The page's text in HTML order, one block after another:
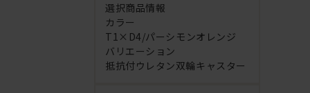
選択商品情報
カラー
T1×D4/パーシモンオレンジ
バリエーション
抵抗付ウレタン双輪キャスター